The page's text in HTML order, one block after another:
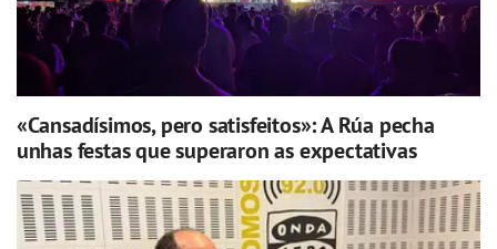
«Cansadísimos, pero satisfeitos»: A Rúa pecha
unhas festas que superaron as expectativas